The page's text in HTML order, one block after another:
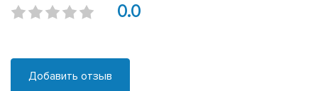
0.0
Добавить отзыв